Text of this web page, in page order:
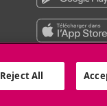
Reject All